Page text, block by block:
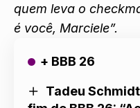
quem leva o
é você, Marciele”.
+ BBB 26
Tadeu